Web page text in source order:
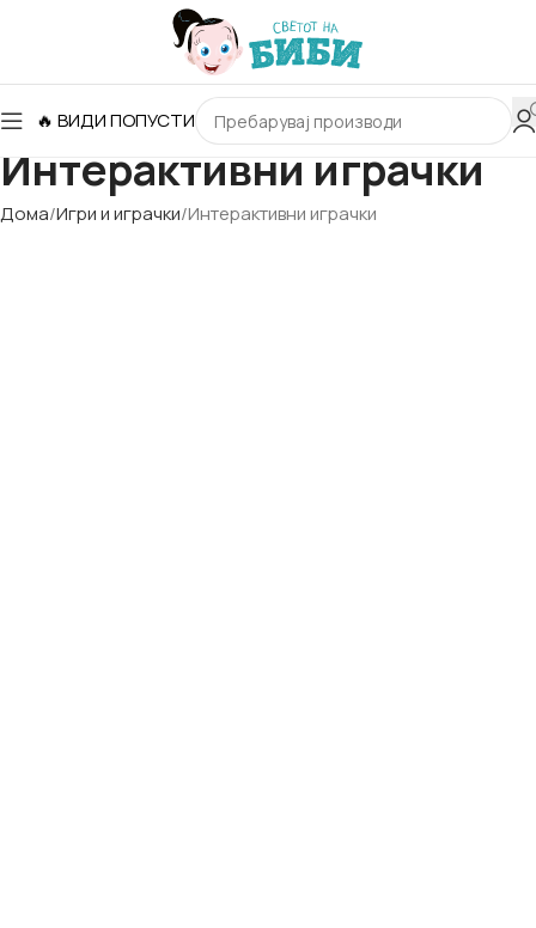
🔥 ВИДИ ПОПУСТИ
Интерактивни играчки
Дома Игри и играчки Интерактивни играчки